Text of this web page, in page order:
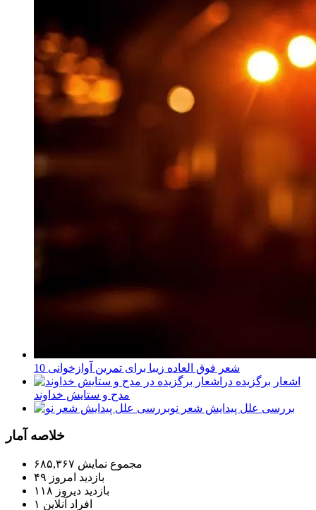
10 شعر فوق العاده زیبا برای تمرین آوازخوانی
اشعار برگزیده در
مدح و ستایش خداوند
بررسی علل پیدایش شعر نو
خلاصه آمار
مجموع نمایش‌ ۶۸۵,۳۶۷
بازدید امروز ۴۹
بازدید دیروز ۱۱۸
افراد آنلاین ۱